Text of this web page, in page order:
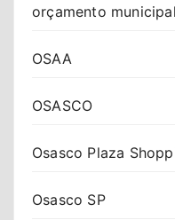
orçamento municipal
OSAA
OSASCO
Osasco Plaza
Osasco SP